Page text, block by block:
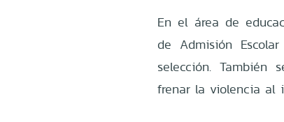
En el área de
de Admisión
selección. También
frenar la violencia al